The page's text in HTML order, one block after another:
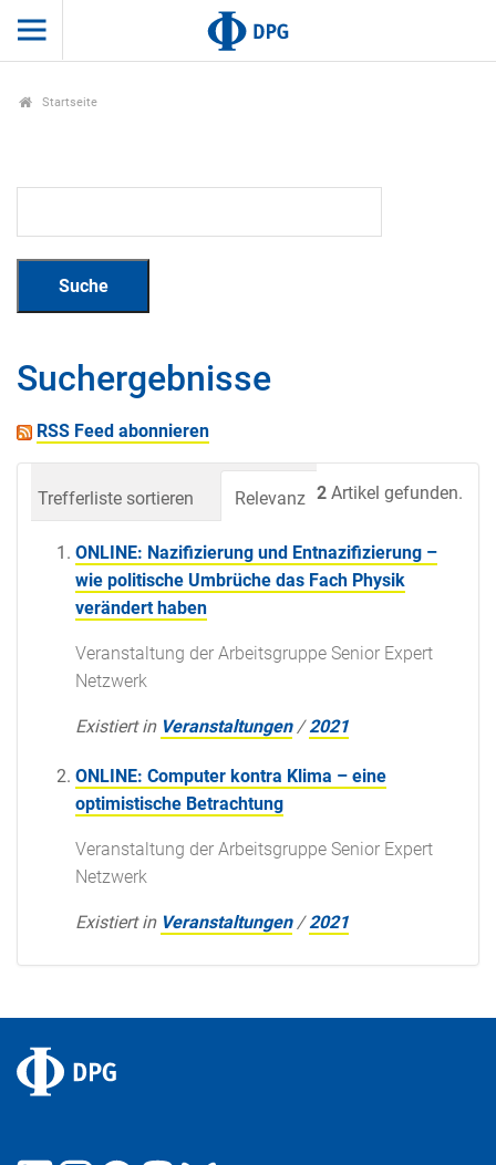
Startseite
Suchergebnisse
RSS Feed abonnieren
2 Artikel gefunden.
Trefferliste sortieren Relevanz Datum
ONLINE: Nazifizierung und Entnazifizierung –
wie politische Umbrüche das Fach Physik
verändert haben
Veranstaltung der Arbeitsgruppe Senior Expert
Netzwerk
Existiert in Veranstaltungen /2021
ONLINE: Computer kontra Klima – eine
optimistische Betrachtung
Veranstaltung der Arbeitsgruppe Senior Expert
Netzwerk
Existiert in Veranstaltungen /2021